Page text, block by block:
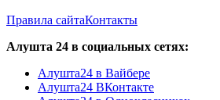
Правила сайтаКонтакты
Алушта 24 в социальных сетях:
Алушта24 в Вайбере
Алушта24 ВКонтакте